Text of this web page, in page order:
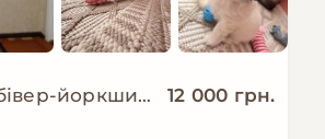
Цуценята бівер-йоркширський тер'єр 12 000 грн.